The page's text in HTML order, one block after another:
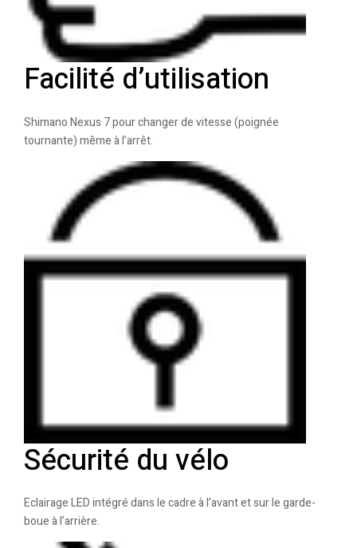
Facilité d’utilisation
Shimano Nexus 7 pour changer de vitesse (poignée
tournante) même à l’arrêt.
Sécurité du vélo
Eclairage LED intégré dans le cadre à l’avant et sur le garde-
boue à l’arrière.